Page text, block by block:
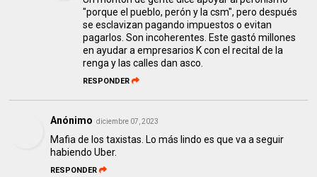
"porque el pueblo, perón y la csm", pero después
se esclavizan pagando impuestos o evitan
pagarlos. Son incoherentes. Este gastó millones
en ayudar a empresarios K con el recital de la
renga y las calles dan asco.
RESPONDER
Anónimo diciembre 07, 2023
Mafia de los taxistas. Lo más lindo es que va a seguir
habiendo Uber.
RESPONDER